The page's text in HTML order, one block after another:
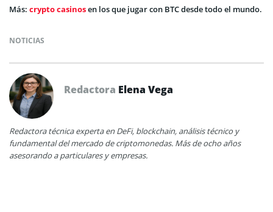
Más: crypto casinosen los que jugar con BTC desde todo el mundo.
NOTICIAS
Redactora Elena Vega
Redactora técnica experta en DeFi, blockchain, análisis técnico y
fundamental del mercado de criptomonedas. Más de ocho años
asesorando a particulares y empresas.